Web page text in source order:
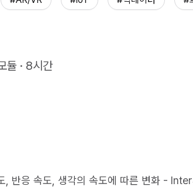
듈 · 8시간
, 반응 속도, 생각의 속도에 따른 변화 -